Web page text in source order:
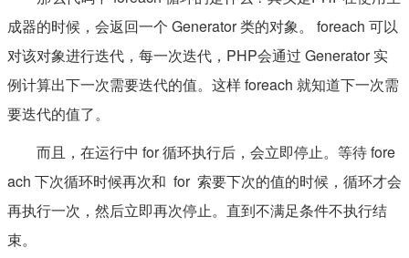
成器的时候，会返回一个 Generator 类的对象。 foreach 可以
对该对象进行迭代，每一次迭代，PHP会通过 Generator 实
例计算出下一次需要迭代的值。这样 foreach 就知道下一次需
要迭代的值了。
而且，在运行中 for 循环执行后，会立即停止。等待 fore
ach 下次循环时候再次和 for 索要下次的值的时候，循环才会
再执行一次，然后立即再次停止。直到不满足条件不执行结
束。